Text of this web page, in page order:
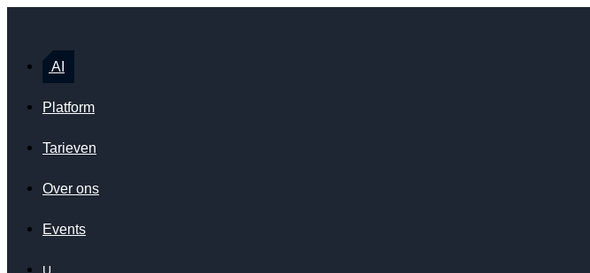
AI
Platform
Tarieven
Over ons
Events